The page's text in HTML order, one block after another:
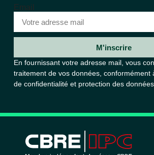
Email
M'inscrire
En fournissant votre adresse mail, vous
traitement de vos données, conformément
de confidentialité et protection des